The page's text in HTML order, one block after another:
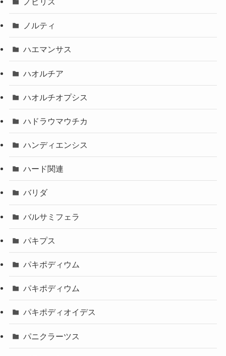
ノルティ
ハエマンサス
ハオルチア
ハオルチオプシス
ハドラウマウチカ
ハンディエンシス
ハード関連
バリダ
バルサミフェラ
パキプス
パキポディウム
パキポディウム
パキポディオイデス
パニクラーツス